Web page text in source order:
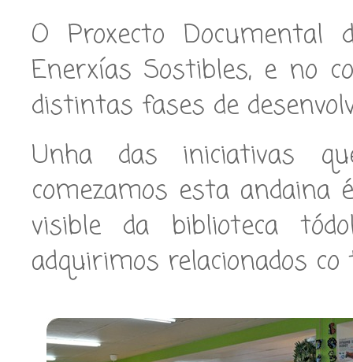
O Proxecto
Enerxías Sostibles, e no
distintas fases de
Unha das iniciativas
comezamos esta
visible da biblioteca
adquirimos relacionados